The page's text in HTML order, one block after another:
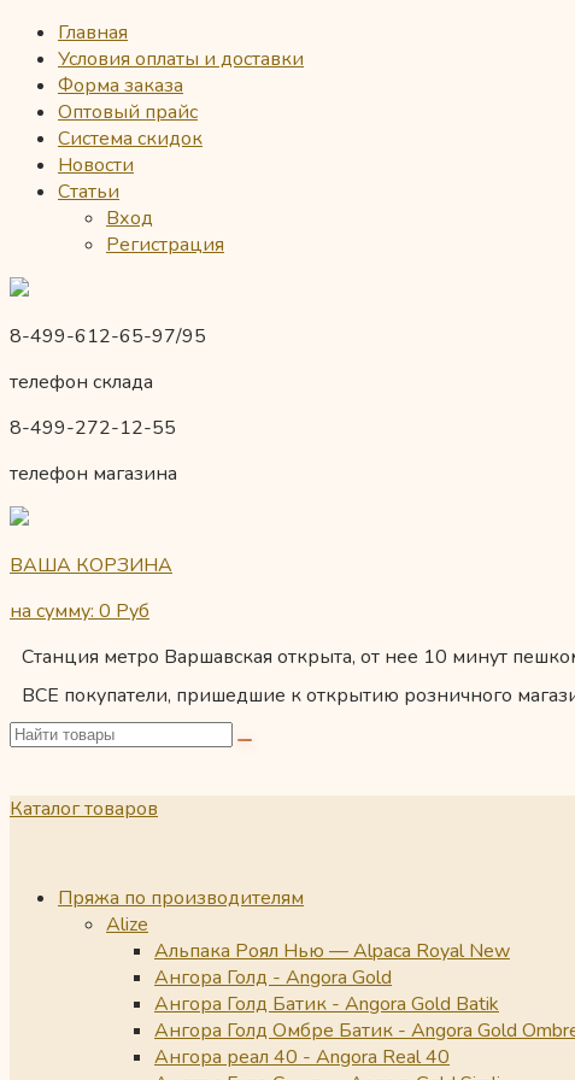
Главная
Условия оплаты и доставки
Форма заказа
Оптовый прайс
Система скидок
Новости
Статьи
Вход
Регистрация
8-499-612-65-97/95
телефон склада
8-499-272-12-55
телефон магазина
ВАША КОРЗИНА
на сумму: 0 Руб
Станция метро Варшавская открыта, от нее 10 минут
ВСЕ покупатели, пришедшие к открытию розничного
Каталог товаров
Пряжа по производителям
Alize
Альпака Роял Нью — Alpaca Royal New
Ангора Голд - Angora Gold
Ангора Голд Батик - Angora Gold Batik
Ангора Голд Омбре Батик - Angora Gold
Ангора реал 40 - Angora Real 40